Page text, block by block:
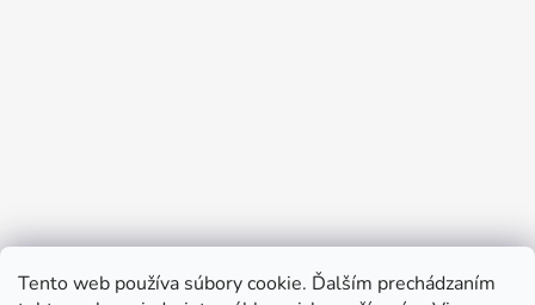
Tento web používa súbory cookie. Ďalším prechádzaním